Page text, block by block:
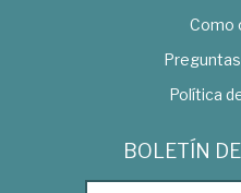
Como
Política
BOLETÍN